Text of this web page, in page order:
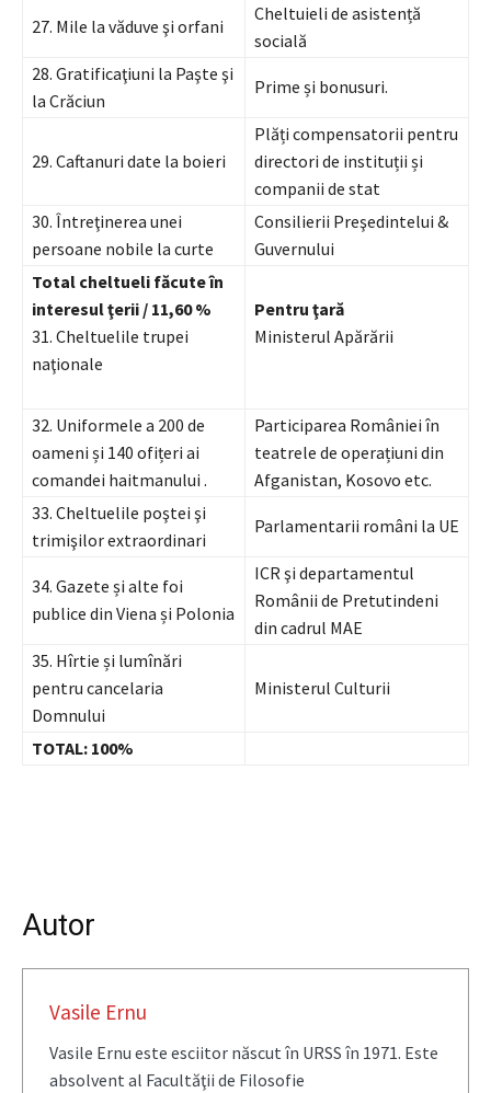
27. Mile la văduve şi orfani
Cheltuieli de asistență
socială
28. Gratificaţiuni la Paşte şi
la Crăciun
Prime și bonusuri.
29. Caftanuri date la boieri
Plăți compensatorii pentru
directori de instituții și
companii de stat
30. Întreţinerea unei
persoane nobile la curte
Consilierii Preşedintelui &
Guvernului
Total cheltueli făcute în
interesul ţerii / 11,60 %
31. Cheltuelile trupei
naţionale
Pentru ţară
Ministerul Apărării
32. Uniformele a 200 de
oameni și 140 ofițeri ai
comandei haitmanului .
Participarea României în
teatrele de operațiuni din
Afganistan, Kosovo etc.
33. Cheltuelile poştei şi
trimişilor extraordinari
Parlamentarii români la UE
34. Gazete și alte foi
publice din Viena și Polonia
ICR şi departamentul
Românii de Pretutindeni
din cadrul MAE
35. Hîrtie și lumînări
pentru cancelaria
Domnului
Ministerul Culturii
TOTAL: 100%
Autor
Vasile Ernu
Vasile Ernu este esciitor născut în URSS în 1971. Este
absolvent al Facultăţii de Filosofie